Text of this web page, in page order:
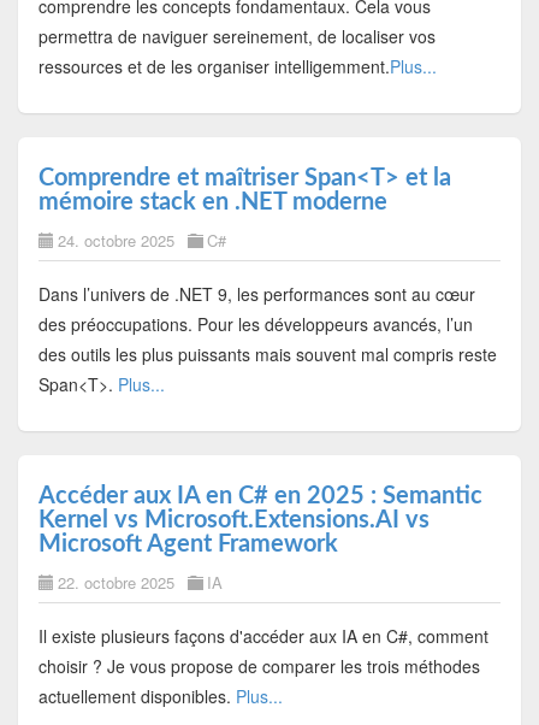
comprendre les concepts fondamentaux. Cela vous
permettra de naviguer sereinement, de localiser vos
ressources et de les organiser intelligemment.Plus...
Comprendre et maîtriser Span<T> et la
mémoire stack en .NET moderne
24. octobre 2025 C#
Dans l’univers de .NET 9, les performances sont au cœur
des préoccupations. Pour les développeurs avancés, l’un
des outils les plus puissants mais souvent mal compris reste
Span<T>. Plus...
Accéder aux IA en C# en 2025 : Semantic
Kernel vs Microsoft.Extensions.AI vs
Microsoft Agent Framework
22. octobre 2025 IA
Il existe plusieurs façons d'accéder aux IA en C#, comment
choisir ? Je vous propose de comparer les trois méthodes
actuellement disponibles. Plus...